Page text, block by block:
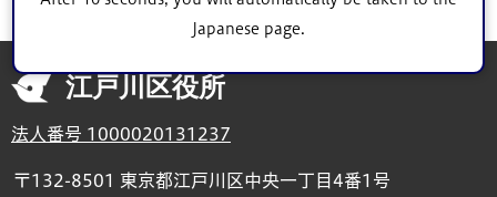
Japanese page.
江戸川区役所
法人番号 1000020131237
〒132-8501 東京都江戸川区中央一丁目4番1号